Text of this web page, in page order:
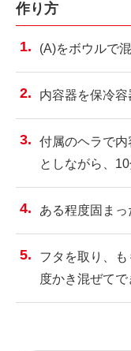
作り方
(A)をボウルで
内容器を保冷容
付属のヘラで
としながら、
ある程度固まっ
フタを取り、
度かき混ぜてで